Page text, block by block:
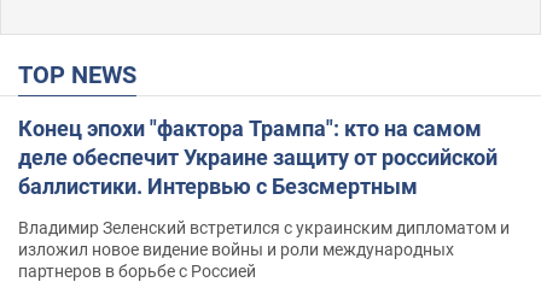
TOP NEWS
Конец эпохи "фактора Трампа": кто на самом
деле обеспечит Украине защиту от российской
баллистики. Интервью с Безсмертным
Владимир Зеленский встретился с украинским дипломатом и
изложил новое видение войны и роли международных
партнеров в борьбе с Россией